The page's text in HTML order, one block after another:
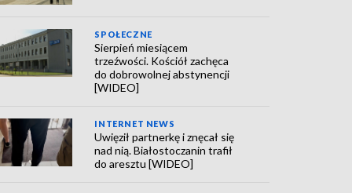
SPOŁECZNE
Sierpień miesiącem
trzeźwości. Kościół zachęca
do dobrowolnej abstynencji
[WIDEO]
INTERNET NEWS
Uwięził partnerkę i znęcał się
nad nią. Białostoczanin trafił
do aresztu [WIDEO]